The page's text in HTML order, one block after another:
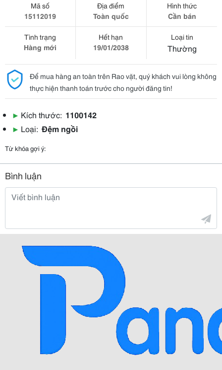
Mã số
15112019
Địa điểm
Toàn quốc
Hình thức
Cần bán
Tình trạng
Hàng mới
Hết hạn
19/01/2038
Loại tin
Thường
Để mua hàng an toàn trên Rao vặt, quý khách vui lòng không
thực hiện thanh toán trước cho người đăng tin!
▶ Kích thước: 1100142
▶ Loại: Đệm ngồi
Từ khóa gợi ý:
Bình luận